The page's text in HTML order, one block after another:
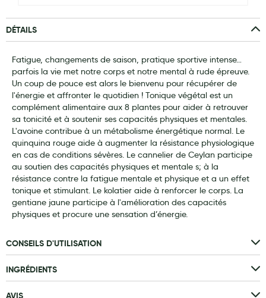
Couches
Biberons et tétines
Toilette du bébé
Accessoires bébé
Alimentation
Soins enfant
Soins maman
Tisanes allaitement et compléments alimentaires
Nature
DÉTAILS
Fatigue, changements de saison, pratique sportive intense…
parfois la vie met notre corps et notre mental à rude épreuve.
Un coup de pouce est alors le bienvenu pour récupérer de
l'énergie et affronter le quotidien ! Tonique végétal est un
complément alimentaire aux 8 plantes pour aider à retrouver
sa tonicité et à soutenir ses capacités physiques et mentales.
L'avoine contribue à un métabolisme énergétique normal. Le
quinquina rouge aide à augmenter la résistance physiologique
en cas de conditions sévères. Le cannelier de Ceylan participe
au soutien des capacités physiques et mentale s; à la
résistance contre la fatigue mentale et physique et a un effet
tonique et stimulant. Le kolatier aide à renforcer le corps. La
gentiane jaune participe à l'amélioration des capacités
physiques et procure une sensation d’énergie.
CONSEILS D'UTILISATION
INGRÉDIENTS
AVIS